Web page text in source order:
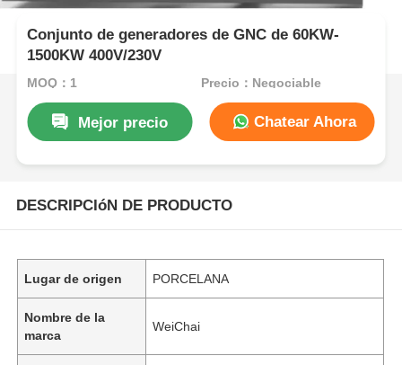
Conjunto de generadores de GNC de 60KW-
1500KW 400V/230V
MOQ：1 Precio：Negociable
Mejor precio Chatear Ahora
DESCRIPCIóN DE PRODUCTO
Lugar de origen PORCELANA
Nombre de la
marca
WeiChai